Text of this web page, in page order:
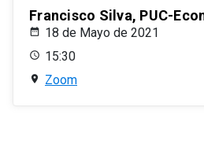
Francisco Silva, PUC-
18 de Mayo de 2021
15:30
Zoom